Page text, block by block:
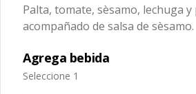
Bebidas
Palta, tomate, sèsamo, lechuga y
acompañado de salsa de sèsamo.
Agrega bebida
Seleccione 1